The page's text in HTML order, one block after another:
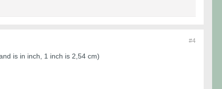
#4
is in inch, 1 inch is 2,54 cm)